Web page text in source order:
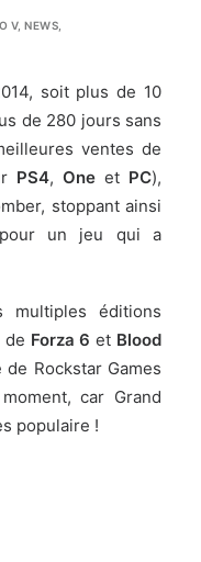
V, NEWS
soit plus de 10
de 280 jours sans
ventes de
PS4, Oneet PC),
stoppant ainsi
un jeu qui a
multiples éditions
de Forza 6 et Blood
de Rockstar Games
car Grand
populaire !